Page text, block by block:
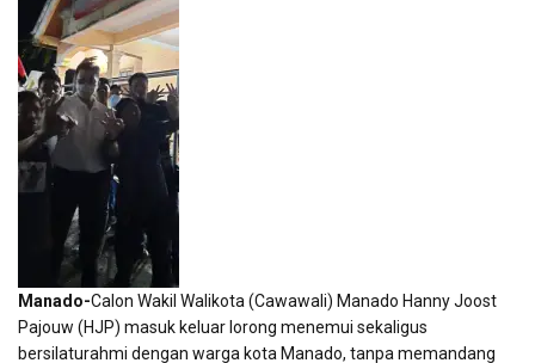
Manado-Calon Wakil Walikota (Cawawali) Manado Hanny Joost
Pajouw (HJP) masuk keluar lorong menemui sekaligus
bersilaturahmi dengan warga kota Manado, tanpa memandang